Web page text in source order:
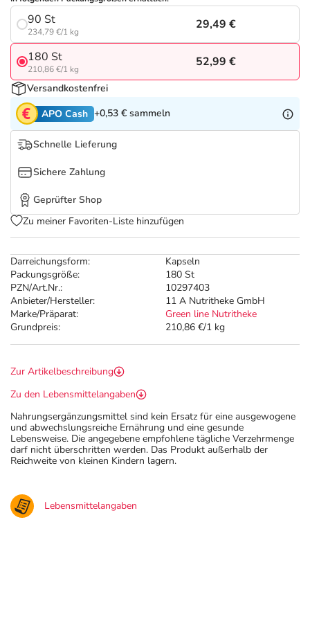
Tierapotheke
Vitamine & Mineralstoffe
Marken
Salus Deals
Darreichungsform:
Kapseln
Packungsgröße:
180 St
PZN/Art.Nr.:
10297403
Anbieter/Hersteller:
11 A Nutritheke GmbH
Marke/Präparat:
Green line Nutritheke
Grundpreis:
210,86 €/1 kg
90 St
234,79 €/1 kg
29,49 €
180 St
210,86 €/1 kg
52,99 €
Versandkostenfrei
APO Cash +0,53 € sammeln
Schnelle Lieferung
Sichere Zahlung
Geprüfter Shop
Zu meiner Favoriten-Liste hinzufügen
Zur Artikelbeschreibung
Zu den Lebensmittelangaben
Nahrungsergänzungsmittel sind kein Ersatz für eine ausgewogene
und abwechslungsreiche Ernährung und eine gesunde
Lebensweise. Die angegebene empfohlene tägliche Verzehrmenge
darf nicht überschritten werden. Das Produkt außerhalb der
Reichweite von kleinen Kindern lagern.
Lebensmittelangaben